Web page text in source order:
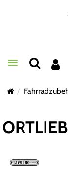
Toggle navigation